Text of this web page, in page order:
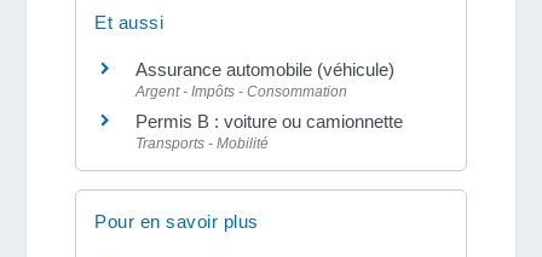
Et aussi
Assurance automobile (véhicule)
Argent - Impôts - Consommation
Permis B : voiture ou camionnette
Transports - Mobilité
Pour en savoir plus